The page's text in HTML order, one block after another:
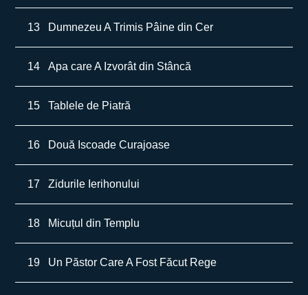
13 Dumnezeu A Trimis Pâine din Cer
14 Apa care A Izvorât din Stâncă
15 Tablele de Piatră
16 Două Iscoade Curajoase
17 Zidurile Ierihonului
18 Micuțul din Templu
19 Un Păstor Care A Fost Făcut Rege